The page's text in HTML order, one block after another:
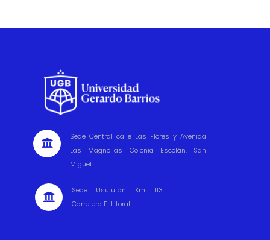

Sede Central calle Las Flores y Avenida
Las Magnolias Colonia Escolán. San
Miguel.

Sede Usulután Km. 113
Carretera El Litoral.